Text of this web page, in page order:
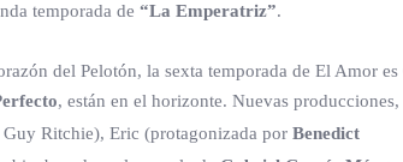
temporada de “La Emperatriz”.
del Pelotón, la sexta temporada de El Amor es
, están en el horizonte. Nuevas
Guy Ritchie), Eric (protagonizada por Benedict